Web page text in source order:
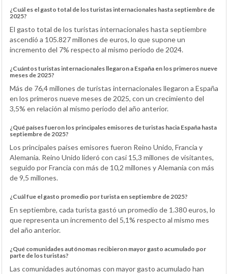
¿Cuál es el gasto total de los turistas internacionales hasta septiembre de
2025?
El gasto total de los turistas internacionales hasta septiembre
ascendió a 105.827 millones de euros, lo que supone un
incremento del 7% respecto al mismo periodo de 2024.
¿Cuántos turistas internacionales llegaron a España en los primeros nueve
meses de 2025?
Más de 76,4 millones de turistas internacionales llegaron a España
en los primeros nueve meses de 2025, con un crecimiento del
3,5% en relación al mismo periodo del año anterior.
¿Qué países fueron los principales emisores de turistas hacia España hasta
septiembre de 2025?
Los principales países emisores fueron Reino Unido, Francia y
Alemania. Reino Unido lideró con casi 15,3 millones de visitantes,
seguido por Francia con más de 10,2 millones y Alemania con más
de 9,5 millones.
¿Cuál fue el gasto promedio por turista en septiembre de 2025?
En septiembre, cada turista gastó un promedio de 1.380 euros, lo
que representa un incremento del 5,1% respecto al mismo mes
del año anterior.
¿Qué comunidades autónomas recibieron mayor gasto acumulado por
parte de los turistas?
Las comunidades autónomas con mayor gasto acumulado han